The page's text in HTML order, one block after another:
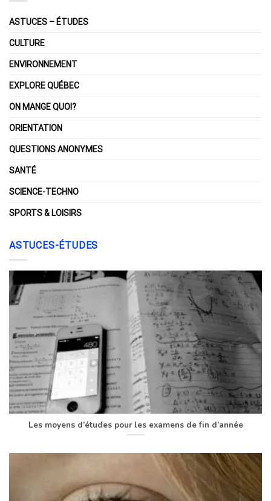
ASTUCES – ÉTUDES
CULTURE
ENVIRONNEMENT
EXPLORE QUÉBEC
ON MANGE QUOI?
ORIENTATION
QUESTIONS ANONYMES
SANTÉ
SCIENCE-TECHNO
SPORTS & LOISIRS
ASTUCES-ÉTUDES
Les moyens d’études pour les examens de fin d’année